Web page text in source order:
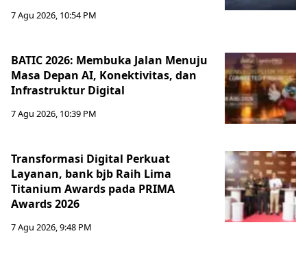
7 Agu 2026, 10:54 PM
BATIC 2026: Membuka Jalan Menuju
Masa Depan AI, Konektivitas, dan
Infrastruktur Digital
7 Agu 2026, 10:39 PM
Transformasi Digital Perkuat
Layanan, bank bjb Raih Lima
Titanium Awards pada PRIMA
Awards 2026
7 Agu 2026, 9:48 PM